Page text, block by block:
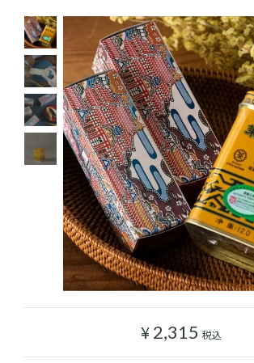
つくり手
OKINAWA the RYUKYU
ショッピングガイド
よみもの
実店舗のご案内
樂園百貨店について
¥2,315 税込